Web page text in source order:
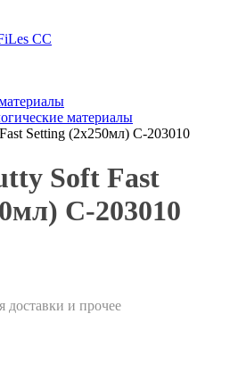
CC
материалы
Setting (2х250мл) С-203010
Soft Fast
С-203010
доставки и прочее